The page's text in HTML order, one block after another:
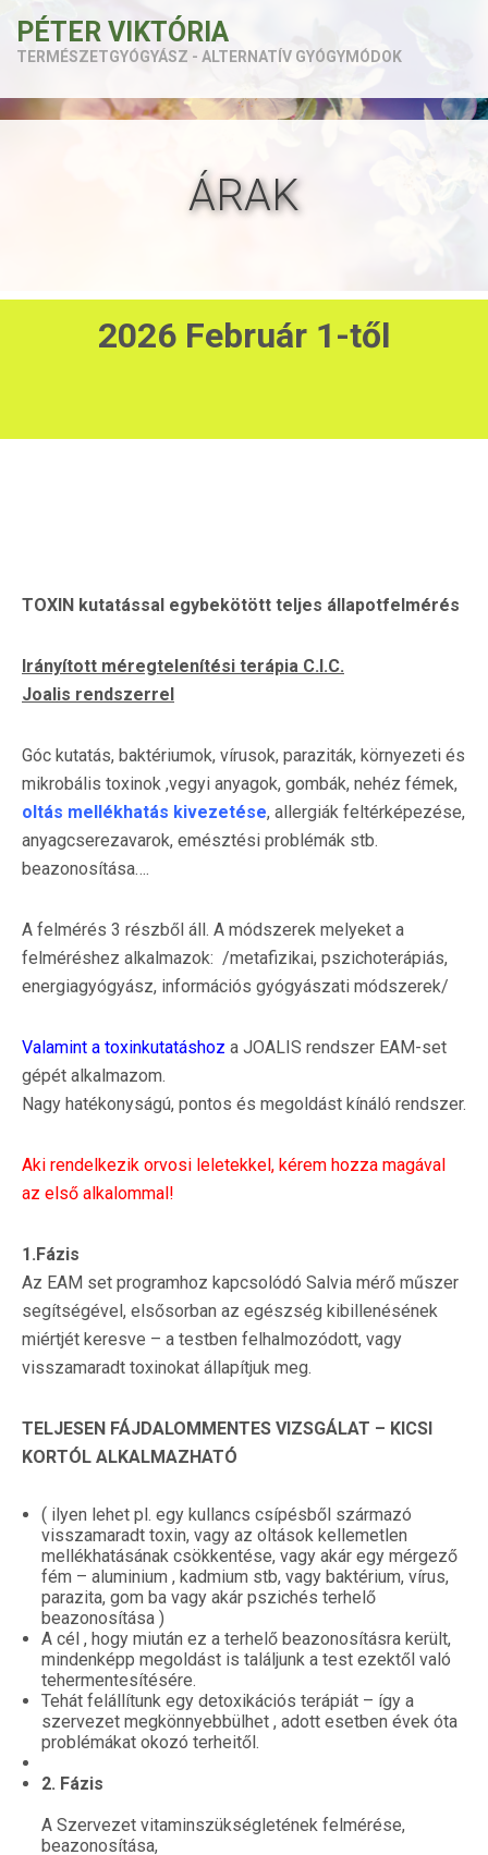
PÉTER VIKTÓRIA
TERMÉSZETGYÓGYÁSZ - ALTERNATÍV GYÓGYMÓDOK
ÁRAK
2026 Február 1-től
TOXIN kutatással egybekötött teljes állapotfelmérés
Irányított méregtelenítési terápia C.I.C.
Joalis rendszerrel
Góc kutatás, baktériumok, vírusok, paraziták, környezeti és
mikrobális toxinok ,vegyi anyagok, gombák, nehéz fémek,
oltás mellékhatás kivezetése, allergiák feltérképezése,
anyagcserezavarok, emésztési problémák stb.
beazonosítása….
A felmérés 3 részből áll. A módszerek melyeket a
felméréshez alkalmazok: /metafizikai, pszichoterápiás,
energiagyógyász, információs gyógyászati módszerek/
Valamint a toxinkutatáshoz a JOALIS rendszer EAM-set
gépét alkalmazom.
Nagy hatékonyságú, pontos és megoldást kínáló rendszer.
Aki rendelkezik orvosi leletekkel, kérem hozza magával
az első alkalommal!
1.Fázis
Az EAM set programhoz kapcsolódó Salvia mérő műszer
segítségével, elsősorban az egészség kibillenésének
miértjét keresve – a testben felhalmozódott, vagy
visszamaradt toxinokat állapítjuk meg.
TELJESEN FÁJDALOMMENTES VIZSGÁLAT – KICSI
KORTÓL ALKALMAZHATÓ
( ilyen lehet pl. egy kullancs csípésből származó
visszamaradt toxin, vagy az oltások kellemetlen
mellékhatásának csökkentése, vagy akár egy mérgező
fém – aluminium , kadmium stb, vagy baktérium, vírus,
parazita, gom ba vagy akár pszichés terhelő
beazonosítása )
A cél , hogy miután ez a terhelő beazonosításra került,
mindenképp megoldást is találjunk a test ezektől való
tehermentesítésére.
Tehát felállítunk egy detoxikációs terápiát – így a
szervezet megkönnyebbülhet , adott esetben évek óta
problémákat okozó terheitől.
2. Fázis
A Szervezet vitaminszükségletének felmérése,
beazonosítása,